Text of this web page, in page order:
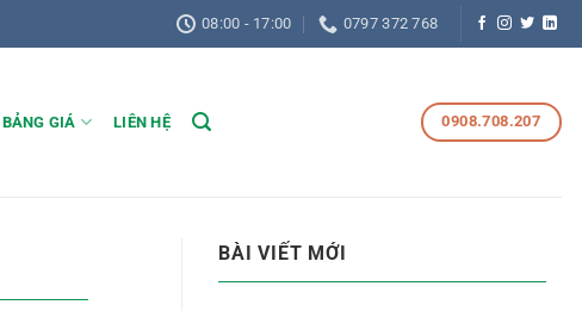
08:00 - 17:00 0797 372 768
BẢNG GIÁ LIÊN HỆ 0908.708.207
BÀI VIẾT MỚI